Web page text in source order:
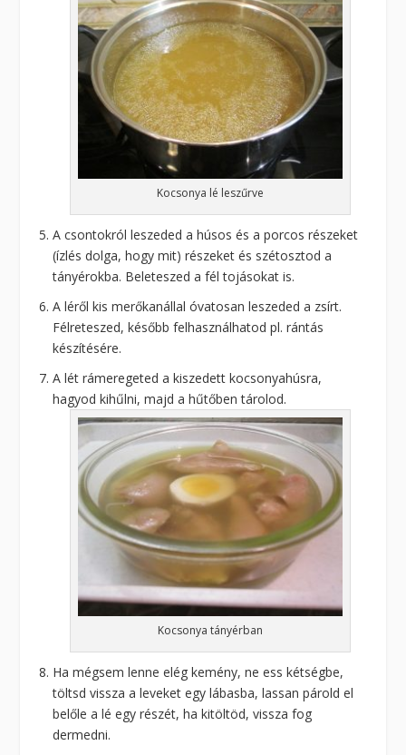
Kocsonya lé leszűrve
A csontokról leszeded a húsos és a porcos részeket
(ízlés dolga, hogy mit) részeket és szétosztod a
tányérokba. Beleteszed a fél tojásokat is.
A léről kis merőkanállal óvatosan leszeded a zsírt.
Félreteszed, később felhasználhatod pl. rántás
készítésére.
A lét rámeregeted a kiszedett kocsonyahúsra,
hagyod kihűlni, majd a hűtőben tárolod.
Kocsonya tányérban
Ha mégsem lenne elég kemény, ne ess kétségbe,
töltsd vissza a leveket egy lábasba, lassan párold el
belőle a lé egy részét, ha kitöltöd, vissza fog
dermedni.